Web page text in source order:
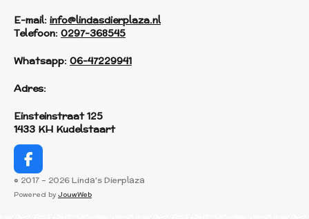
E-mail: info@lindasdierplaza.nl
Telefoon: 0297-368545
Whatsapp: 06-47229941
Adres:
Einsteinstraat 125
1433 KH Kudelstaart
F
a
c
© 2017 - 2026 Linda's Dierplaza
Powered by JouwWeb